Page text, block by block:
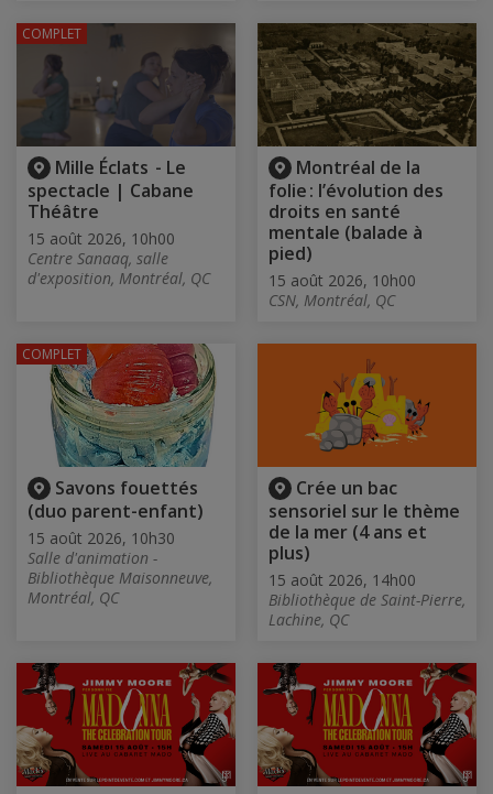
Mille Éclats - Le
spectacle | Cabane
Théâtre
15 août 2026, 10h00
Centre Sanaaq, salle
d'exposition, Montréal, QC
COMPLET
Montréal de la
folie : l’évolution des
droits en santé
mentale (balade à
pied)
15 août 2026, 10h00
CSN, Montréal, QC
Savons fouettés
(duo parent-enfant)
15 août 2026, 10h30
Salle d'animation -
Bibliothèque Maisonneuve,
Montréal, QC
COMPLET
Crée un bac
sensoriel sur le thème
de la mer (4 ans et
plus)
15 août 2026, 14h00
Bibliothèque de Saint-Pierre,
Lachine, QC